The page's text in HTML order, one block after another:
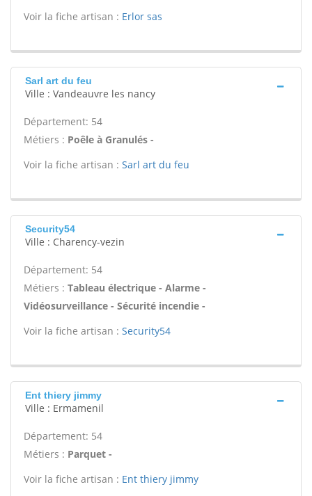
Voir la fiche artisan : Erlor sas
Sarl art du feu
Ville : Vandeauvre les nancy
Département: 54
Métiers : Poêle à Granulés -
Voir la fiche artisan : Sarl art du feu
Security54
Ville : Charency-vezin
Département: 54
Métiers : Tableau électrique - Alarme -
Vidéosurveillance - Sécurité incendie -
Voir la fiche artisan : Security54
Ent thiery jimmy
Ville : Ermamenil
Département: 54
Métiers : Parquet -
Voir la fiche artisan : Ent thiery jimmy